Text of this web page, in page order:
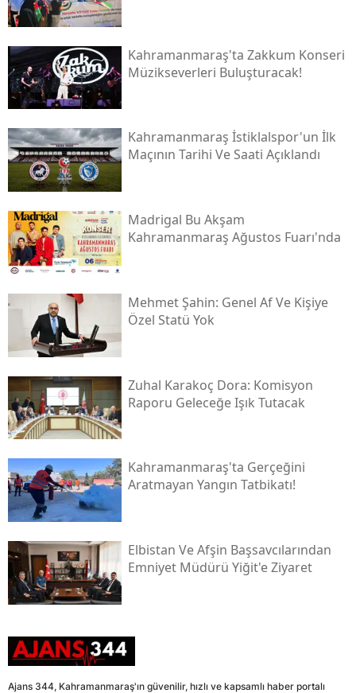
Kahramanmaraş'ta Zakkum Konseri
Müzikseverleri Buluşturacak!
Kahramanmaraş İstiklalspor'un İlk
Maçının Tarihi Ve Saati Açıklandı
Madrigal Bu Akşam
Kahramanmaraş Ağustos Fuarı'nda
Mehmet Şahin: Genel Af Ve Kişiye
Özel Statü Yok
Zuhal Karakoç Dora: Komisyon
Raporu Geleceğe Işık Tutacak
Kahramanmaraş'ta Gerçeğini
Aratmayan Yangın Tatbikatı!
Elbistan Ve Afşin Başsavcılarından
Emniyet Müdürü Yiğit'e Ziyaret
Ajans 344, Kahramanmaraş'ın güvenilir, hızlı ve kapsamlı haber portalı